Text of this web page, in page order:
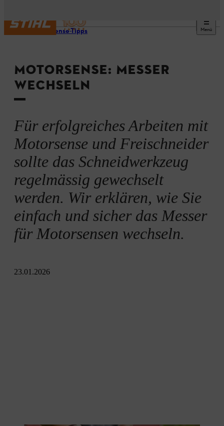
Menü
Motorsense-Tipps
MOTORSENSE: MESSER
WECHSELN
Für erfolgreiches Arbeiten mit
Motorsense und Freischneider
sollte das Schneidwerkzeug
regelmässig gewechselt
werden. Wir erklären, wie Sie
einfach und sicher das Messer
für Motorsensen wechseln.
23.01.2026